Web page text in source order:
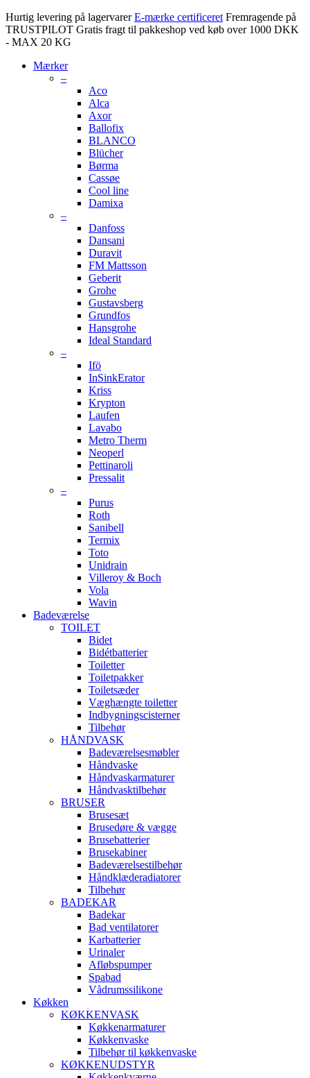
Hurtig levering på lagervarer E-mærke certificeret Fremragende på
TRUSTPILOT Gratis fragt til pakkeshop ved køb over 1000 DKK
- MAX 20 KG
Mærker
–
Aco
Alca
Axor
Ballofix
BLANCO
Blücher
Børma
Cassøe
Cool line
Damixa
–
Danfoss
Dansani
Duravit
FM Mattsson
Geberit
Grohe
Gustavsberg
Grundfos
Hansgrohe
Ideal Standard
–
Ifö
InSinkErator
Kriss
Krypton
Laufen
Lavabo
Metro Therm
Neoperl
Pettinaroli
Pressalit
–
Purus
Roth
Sanibell
Termix
Toto
Unidrain
Villeroy & Boch
Vola
Wavin
Badeværelse
TOILET
Bidet
Bidétbatterier
Toiletter
Toiletpakker
Toiletsæder
Væghængte toiletter
Indbygningscisterner
Tilbehør
HÅNDVASK
Badeværelsesmøbler
Håndvaske
Håndvaskarmaturer
Håndvasktilbehør
BRUSER
Brusesæt
Brusedøre & vægge
Brusebatterier
Brusekabiner
Badeværelsestilbehør
Håndklæderadiatorer
Tilbehør
BADEKAR
Badekar
Bad ventilatorer
Karbatterier
Urinaler
Afløbspumper
Spabad
Vådrumssilikone
Køkken
KØKKENVASK
Køkkenarmaturer
Køkkenvaske
Tilbehør til køkkenvaske
KØKKENUDSTYR